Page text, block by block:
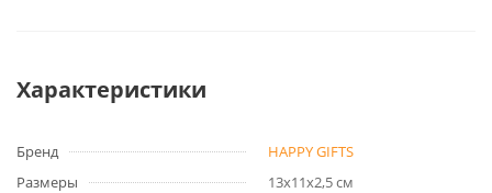
Характеристики
Бренд
HAPPY GIFTS
Размеры
13х11х2,5 см